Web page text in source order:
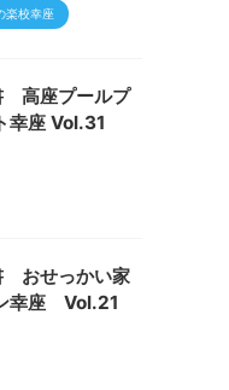
楽校幸座
高座プールプ
幸座 Vol.31
おせっかい家
幸座 Vol.21